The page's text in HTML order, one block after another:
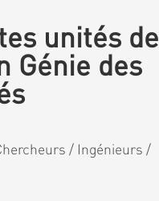
unités de
Génie des
/ Ingénieurs /